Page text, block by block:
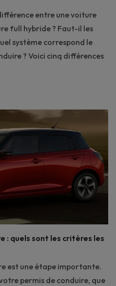
entre une voiture
full hybride ? Faut-il les
système correspond le
? Voici cinq différences
: quels sont les critères les
est une étape importante.
permis de conduire, que